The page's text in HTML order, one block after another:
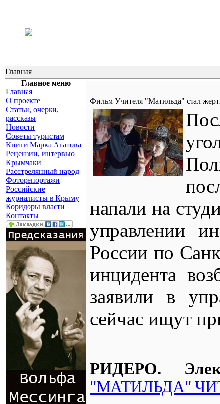
Главная
Главное меню
Главная
О проекте
Статьи, очерки,
рассказы
Новости
Советы туристам
Книги Марка Агатова
Рецензии, интервью
Крымчаки
Расстрелянный народ
Фоторепортажи
Российские
журналисты в Крыму
Коридоры власти
Контакты
Фильм Учителя "Матильда" стал
напали на
управлении
России по
инцидента
заявили в
сейчас ищут
РИДЕРО.
"МАТИЛЬДА"